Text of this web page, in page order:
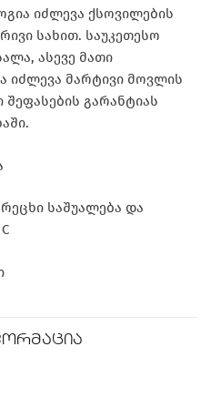
იძლევა ქსოვილების
სახით. საუკეთესო
ასევე მათი
იძლევა მარტივი მოვლის
გარანტიას
საშუალება და